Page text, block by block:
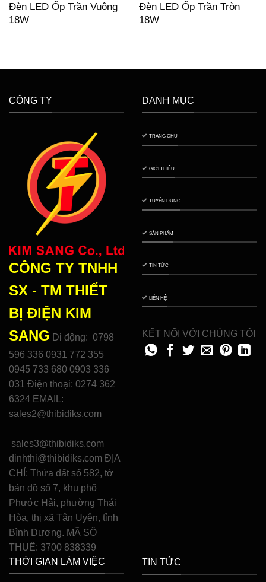
Đèn LED Ốp Trần Vuông
18W
Đèn LED Ốp Trần Tròn
18W
CÔNG TY
CÔNG TY TNHH
SX - TM THIẾT
BỊ ĐIỆN KIM
SANG Di động: 0798
596 336 0931 772 355
0945 733 680 0903 336
031 Điện thoại: 0274 362
6324 EMAIL:
sales2@thibidiks.com
sales3@thibidiks.com
dinhthi@thibidiks.com ĐỊA
CHỈ: Thửa đất số 582, tờ
bản đồ số 7, khu phố
Phước Hải, phường Thái
Hòa, thị xã Tân Uyên, tỉnh
Bình Dương. MÃ SỐ
THUẾ: 3700 838339
DANH MỤC
TRANG CHỦ
GIỚI THIỆU
TUYỂN DỤNG
SẢN PHẨM
TIN TỨC
LIÊN HỆ
KẾT NỐI VỚI CHÚNG TÔI
THỜI GIAN LÀM VIỆC TIN TỨC